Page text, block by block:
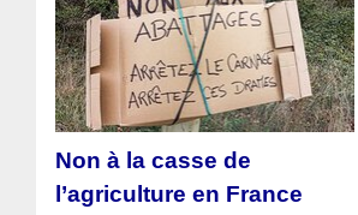
Non à la casse de
l’agriculture en France